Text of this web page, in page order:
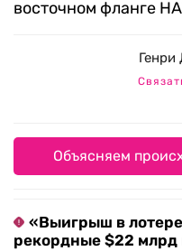
восточном фланге
Генри
Объясняем
«Выигрыш в
рекордные $22 млрд